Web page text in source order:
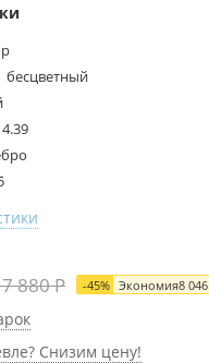
бесцветный
4.39
880Р -45% Экономия8 046
Снизим цену!